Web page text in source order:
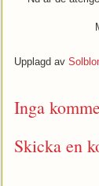
Upplagd av
Inga
Skicka en